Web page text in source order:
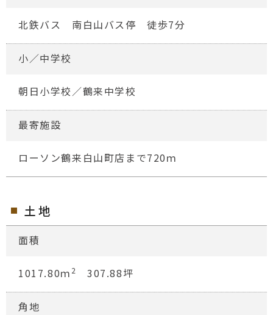
北鉄バス 南白山バス停 徒歩7分
小／中学校
朝日小学校／鶴来中学校
最寄施設
ローソン鶴来白山町店まで720ｍ
土地
面積
1017.80ｍ 2 307.88坪
角地